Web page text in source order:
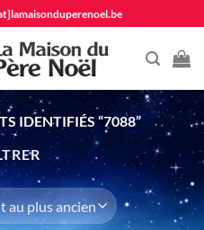
IDENTIFIÉS “7088”